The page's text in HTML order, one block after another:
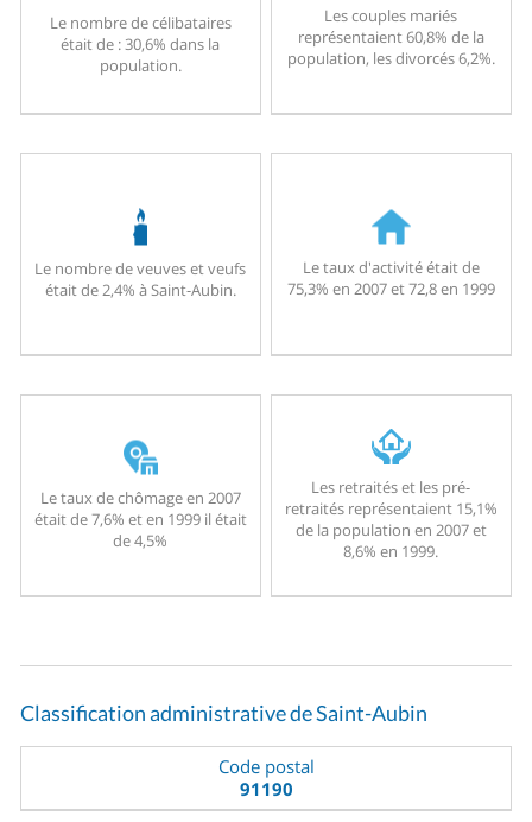
Le nombre de célibataires
était de : 30,6% dans la
population.
Les couples mariés
représentaient 60,8% de la
population, les divorcés 6,2%.
Le nombre de veuves et veufs
était de 2,4% à Saint-Aubin.
Le taux d'activité était de
75,3% en 2007 et 72,8 en 1999
Le taux de chômage en 2007
était de 7,6% et en 1999 il était
de 4,5%
Les retraités et les pré-
retraités représentaient 15,1%
de la population en 2007 et
8,6% en 1999.
Classification administrative de Saint-Aubin
Code postal
91190